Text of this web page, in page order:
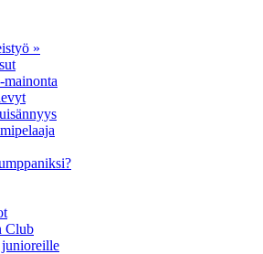
»
Club